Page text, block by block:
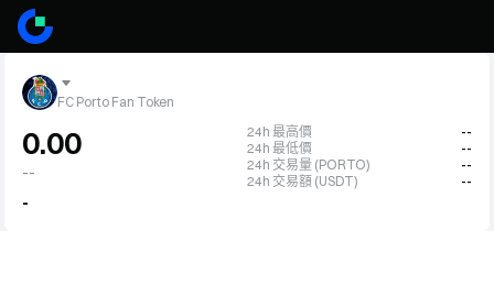
FC Porto Fan Token
0.00
--
-
24h 最高價
--
24h 最低價
--
24h 交易量 (PORTO)
--
24h 交易額 (USDT)
--